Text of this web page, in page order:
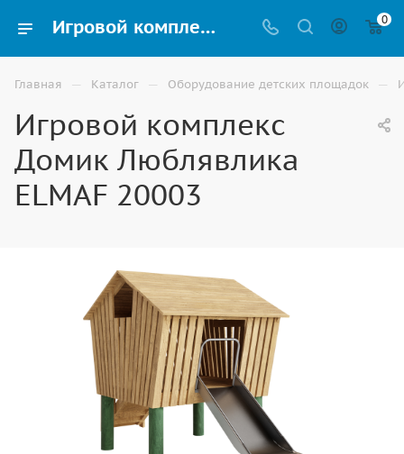
Игровой комплекс Домик Люблявлика ELMAF 20003 купить для улицы в Волгограде 0
Главная — Каталог — Оборудование детских площадок —
Игровой комплекс
Домик Люблявлика
ELMAF 20003